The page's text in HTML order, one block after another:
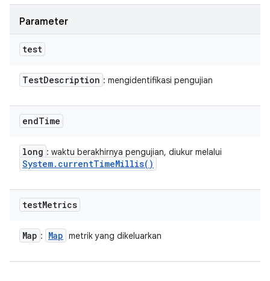
Parameter
test
TestDescription : mengidentifikasi pengujian
endTime
long : waktu berakhirnya pengujian, diukur melalui
System. currentTimeMillis( )
testMetrics
Map : Map metrik yang dikeluarkan